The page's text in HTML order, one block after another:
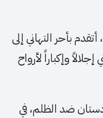
آذار 1991. وبهذه المناسبة، أتقدم بأحر التهاني إلى
وإكباراً لأرواح
ضد الظلم، في